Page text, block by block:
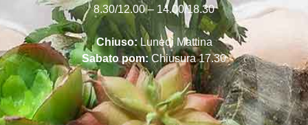
8.30/12.00 – 14.00/18.30
Chiuso:Lunedì Mattina
Sabato pom:Chiusura 17.30